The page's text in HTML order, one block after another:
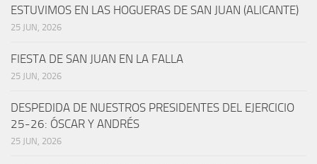
ESTUVIMOS EN LAS HOGUERAS DE SAN JUAN (ALICANTE)
25 JUN, 2026
FIESTA DE SAN JUAN EN LA FALLA
25 JUN, 2026
DESPEDIDA DE NUESTROS PRESIDENTES DEL EJERCICIO
25-26: ÓSCAR Y ANDRÉS
25 JUN, 2026